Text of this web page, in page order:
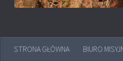
STRONA GŁÓWNA BIURO